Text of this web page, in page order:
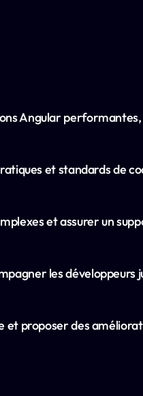
Angular performantes,
et standards de
et assurer un
les développeurs
et proposer des